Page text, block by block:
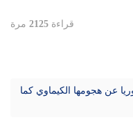
قراءة 2125 مرة
عن هجومها الكيماوي كما